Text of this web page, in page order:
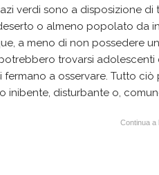
verdi sono a disposizione di
o almeno popolato da
a meno di non possedere
trovarsi adolescenti
fermano a osservare. Tutto
inibente, disturbante o,
Continua a